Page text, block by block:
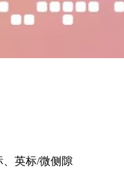
英标/微侧隙